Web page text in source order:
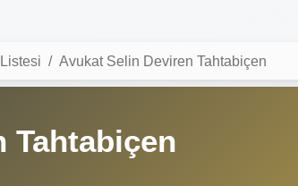
Avukat Selin Deviren Tahtabiçen
Tahtabiçen